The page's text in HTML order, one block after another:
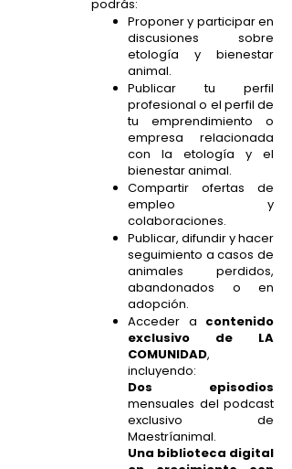
podrás:
Proponer y participar en
discusiones sobre
etología y bienestar
animal.
Publicar tu perfil
profesional o el perfil de
tu emprendimiento o
empresa relacionada
con la etología y el
bienestar animal.
Compartir ofertas de
empleo y
colaboraciones.
Publicar, difundir y hacer
seguimiento a casos de
animales perdidos,
abandonados o en
adopción.
Acceder a contenido
exclusivo de LA
COMUNIDAD,
incluyendo:
Dos episodios
mensuales del podcast
exclusivo de
Maestríanimal.
Una biblioteca digital